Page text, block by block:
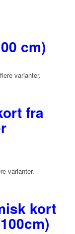
cm)
varianter.
fra
varianter.
kort